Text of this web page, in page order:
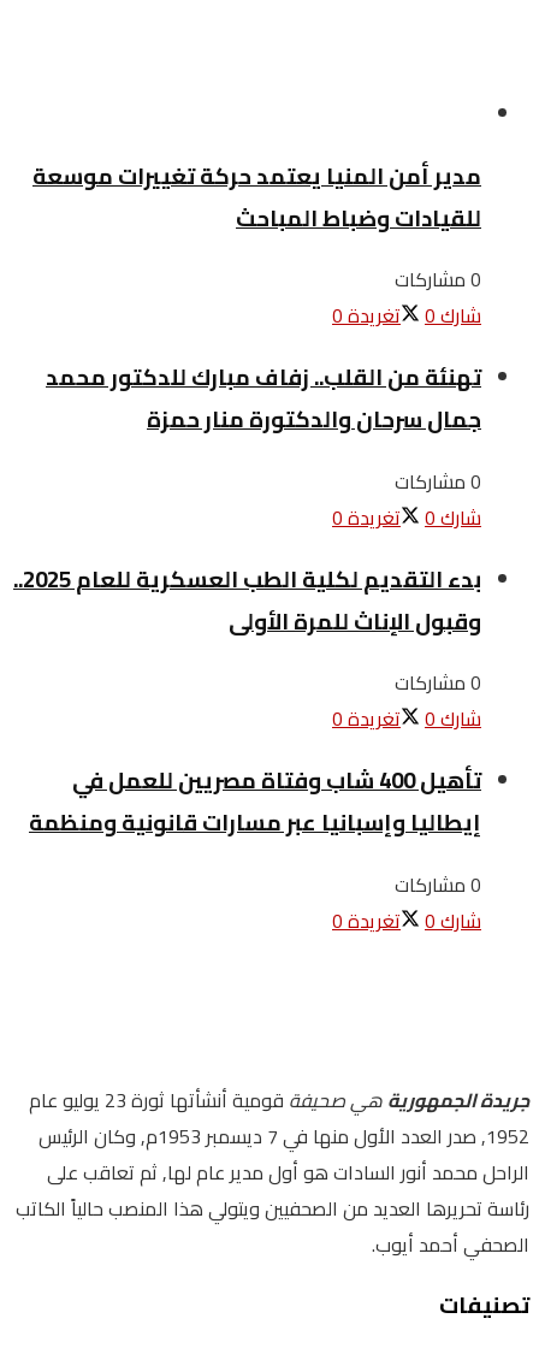
مدير أمن المنيا يعتمد حركة تغييرات موسعة
للقيادات وضباط المباحث
0 مشاركات
شارك0 تغريدة0
تهنئة من القلب.. زفاف مبارك للدكتور محمد
جمال سرحان والدكتورة منار حمزة
0 مشاركات
شارك0 تغريدة0
بدء التقديم لكلية الطب العسكرية للعام 2025..
وقبول الإناث للمرة الأولى
0 مشاركات
شارك0 تغريدة0
تأهيل 400 شاب وفتاة مصريين للعمل في
إيطاليا وإسبانيا عبر مسارات قانونية ومنظمة
0 مشاركات
شارك0 تغريدة0
جريدة الجمهوريةهي صحيفة
قومية أنشأتها ثورة 23 يوليو عام
1952, صدر العدد الأول منها في 7 ديسمبر 1953م, وكان الرئيس
الراحل محمد أنور السادات هو أول مدير عام لها, ثم تعاقب على
رئاسة تحريرها العديد من الصحفيين ويتولي هذا المنصب حالياً الكاتب
الصحفي أحمد أيوب.
تصنيفات